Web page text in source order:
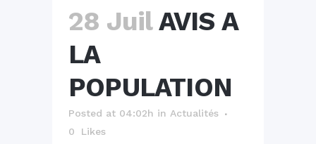
28 Juil AVIS A
LA
POPULATION
Posted at 04:02h in Actualités
0
Likes